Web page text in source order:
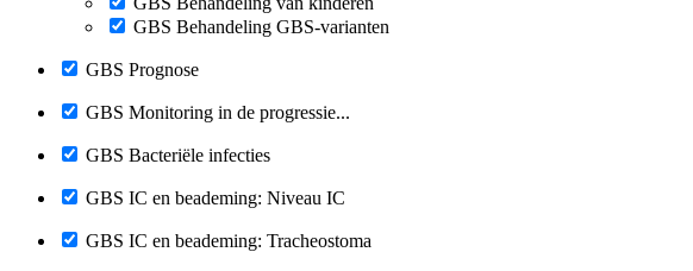
GBS Behandeling GBS-varianten
GBS Prognose
GBS Monitoring in de progressie...
GBS Bacteriële infecties
GBS IC en beademing: Niveau IC
GBS IC en beademing: Tracheostoma